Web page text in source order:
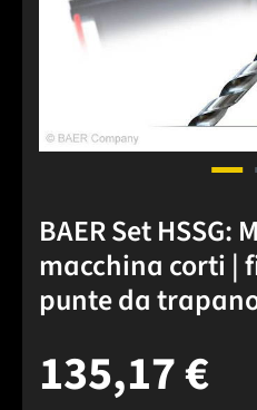
BAER Set HSSG:
macchina corti |
punte da
135,17 €